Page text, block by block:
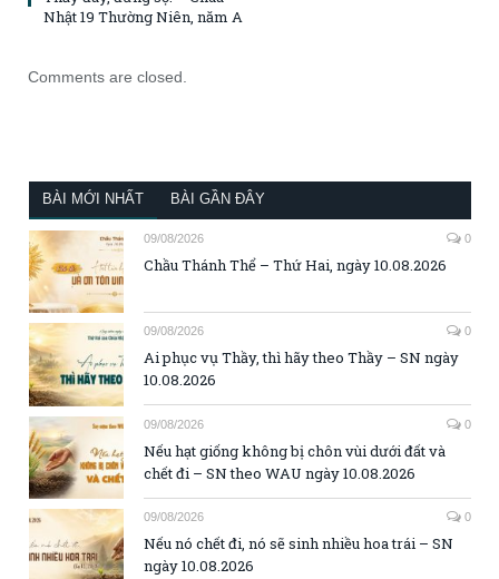
Nhật 19 Thường Niên, năm A
Comments are closed.
BÀI MỚI NHẤT BÀI GẦN ĐÂY
09/08/2026 0
Chầu Thánh Thể – Thứ Hai, ngày 10.08.2026
09/08/2026 0
Ai phục vụ Thầy, thì hãy theo Thầy – SN ngày
10.08.2026
09/08/2026 0
Nếu hạt giống không bị chôn vùi dưới đất và
chết đi – SN theo WAU ngày 10.08.2026
09/08/2026 0
Nếu nó chết đi, nó sẽ sinh nhiều hoa trái – SN
ngày 10.08.2026